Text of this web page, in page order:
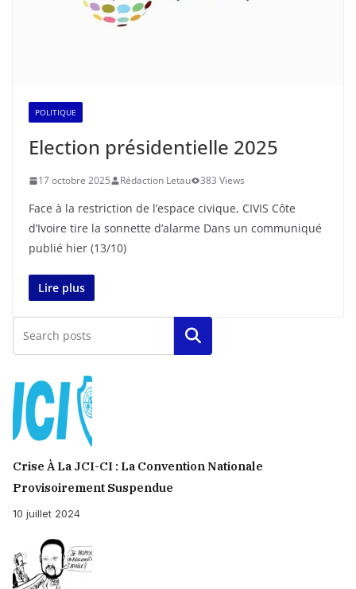
POLITIQUE
Election présidentielle 2025
17 octobre 2025 Rédaction Letau 383 Views
Face à la restriction de l’espace civique, CIVIS Côte
d’Ivoire tire la sonnette d’alarme Dans un communiqué
publié hier (13/10)
Lire plus
Rechercher
Crise À La JCI-CI : La Convention Nationale
Provisoirement Suspendue
10 juillet 2024